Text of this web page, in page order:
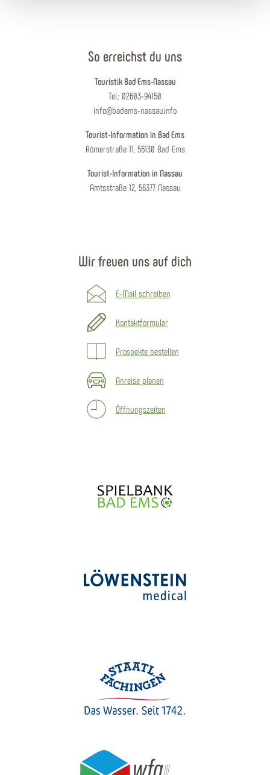
So erreichst du uns
Touristik Bad Ems-Nassau
Tel.: 02603-94150
info@badems-nassau.info
Tourist-Information in Bad Ems
Römerstraße 11, 56130 Bad Ems
Tourist-Information in Nassau
Amtsstraße 12, 56377 Nassau
Wir freuen uns auf dich
E-Mail schreiben
Kontaktformular
Prospekte bestellen
Anreise planen
Öffnungszeiten